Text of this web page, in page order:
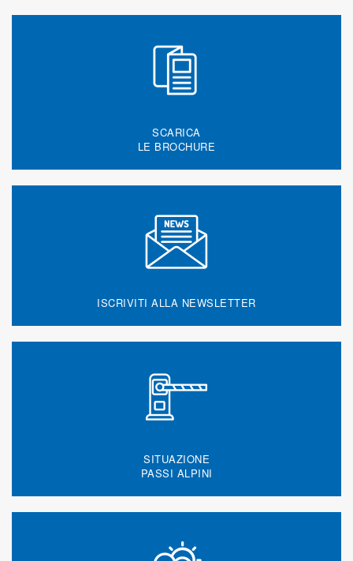
SCARICA
LE BROCHURE
ISCRIVITI ALLA NEWSLETTER
SITUAZIONE
PASSI ALPINI